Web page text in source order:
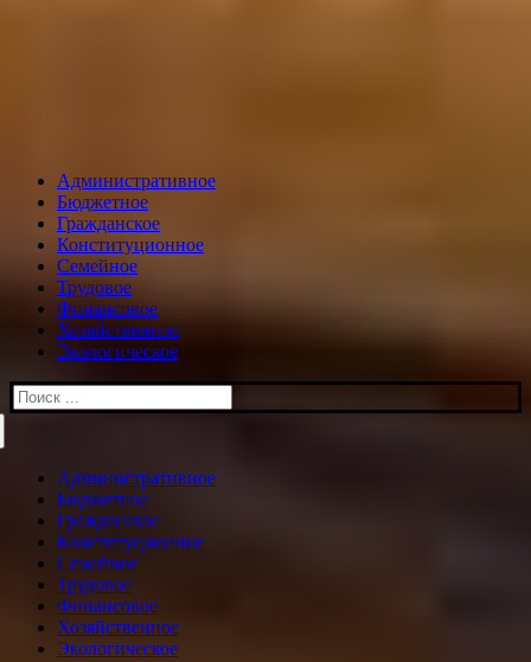
Административное
Бюджетное
Гражданское
Конституционное
Семейное
Трудовое
Финансовое
Хозяйственное
Экологическое
Искать:
Административное
Бюджетное
Гражданское
Конституционное
Семейное
Трудовое
Финансовое
Хозяйственное
Экологическое